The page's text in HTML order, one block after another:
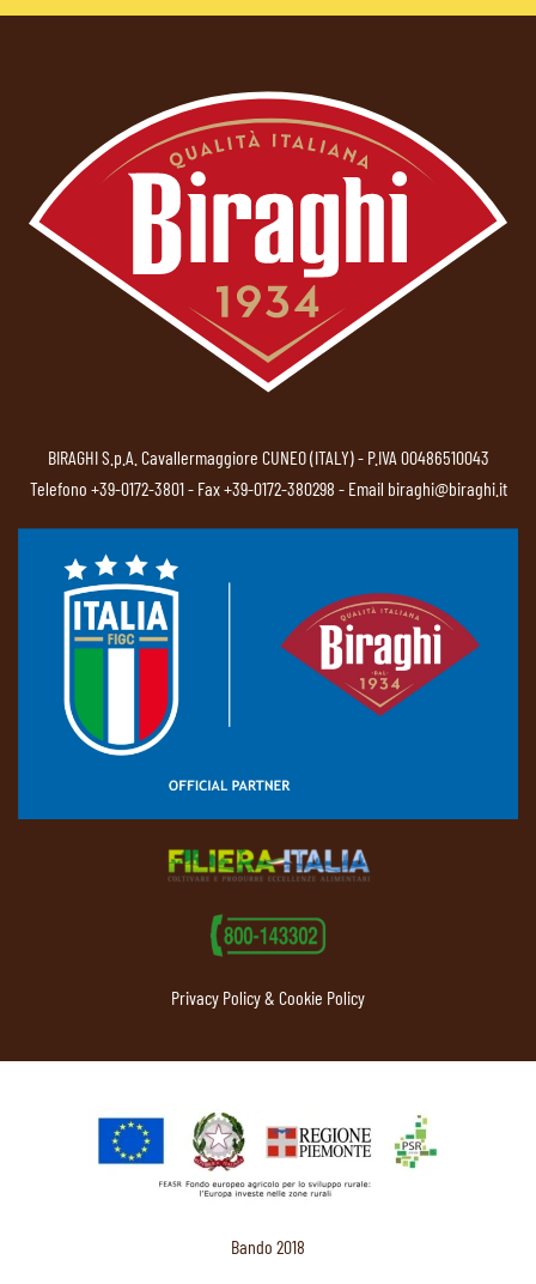
BIRAGHI S.p.A. Cavallermaggiore CUNEO (ITALY) - P.IVA 00486510043
Telefono +39-0172-3801- Fax +39-0172-380298 - Email biraghi@biraghi.it
Privacy Policy & Cookie Policy
Bando 2018